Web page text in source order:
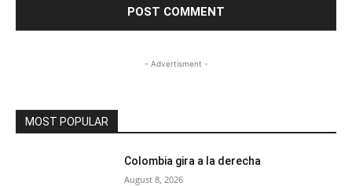
- Advertisment -
MOST POPULAR
Colombia gira a la derecha
August 8, 2026